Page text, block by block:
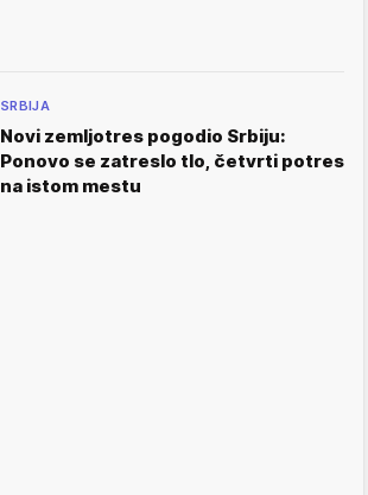
SRBIJA
Novi zemljotres pogodio Srbiju:
Ponovo se zatreslo tlo, četvrti potres
na istom mestu